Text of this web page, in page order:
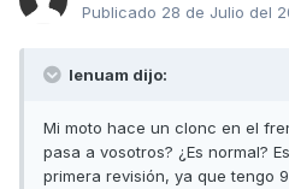
Publicado 28 de Julio del
lenuam dijo:
Mi moto hace un clonc en el
pasa a vosotros? ¿Es normal?
primera revisión, ya que tengo